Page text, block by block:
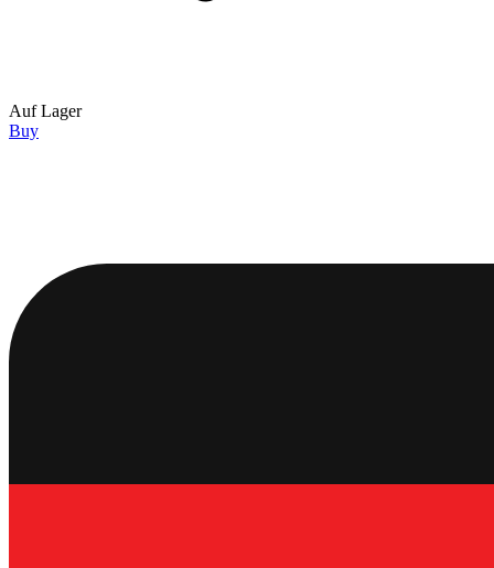
Auf Lager
Buy